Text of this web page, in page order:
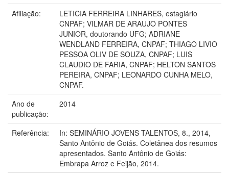
Afiliação:
LETICIA FERREIRA LINHARES, estagiário
CNPAF; VILMAR DE ARAUJO PONTES
JUNIOR, doutorando UFG; ADRIANE
WENDLAND FERREIRA, CNPAF; THIAGO LIVIO
PESSOA OLIV DE SOUZA, CNPAF; LUIS
CLAUDIO DE FARIA, CNPAF; HELTON SANTOS
PEREIRA, CNPAF; LEONARDO CUNHA MELO,
CNPAF.
Ano de
publicação:
2014
Referência:
In: SEMINÁRIO JOVENS TALENTOS, 8., 2014,
Santo Antônio de Goiás. Coletânea dos resumos
apresentados. Santo Antônio de Goiás:
Embrapa Arroz e Feijão, 2014.